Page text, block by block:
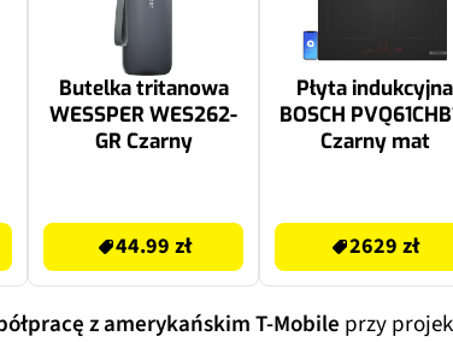
Butelka tritanowa
WESSPER WES262-
GR Czarny
44.99 zł
Płyta indukcyjna
BOSCH
Czarny mat
2629 zł
z amerykańskim T-Mobile przy